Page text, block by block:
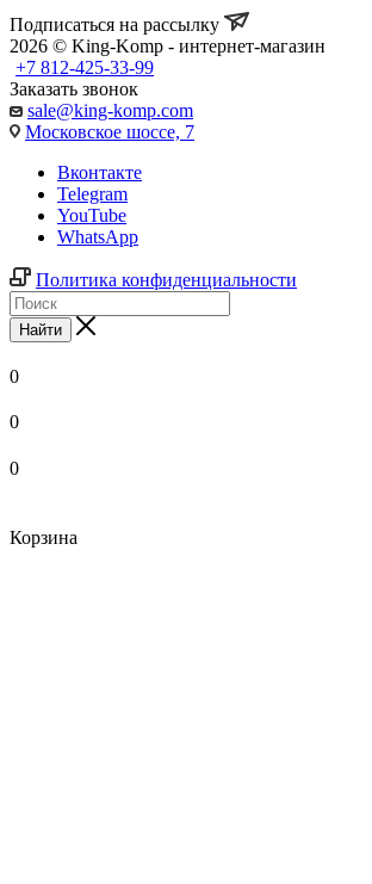
Подписаться на рассылку
2026 © King-Komp - интернет-магазин
+7 812-425-33-99
Заказать звонок
sale@king-komp.com
Московское шоссе, 7
Вконтакте
Telegram
YouTube
WhatsApp
Политика конфиденциальности
Найти
0
0
0
Корзина